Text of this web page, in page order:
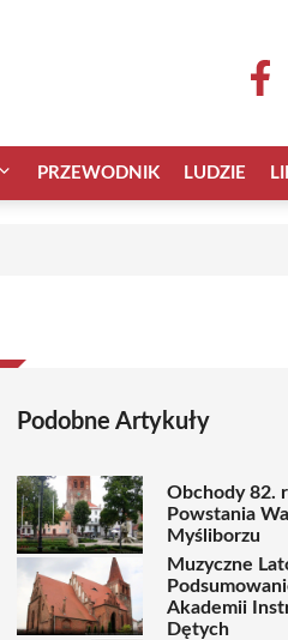
PRZEWODNIK LUDZIE
Podobne Artykuły
Obchody 82.
Powstania
Myśliborzu
Muzyczne
Akademii
Dętych